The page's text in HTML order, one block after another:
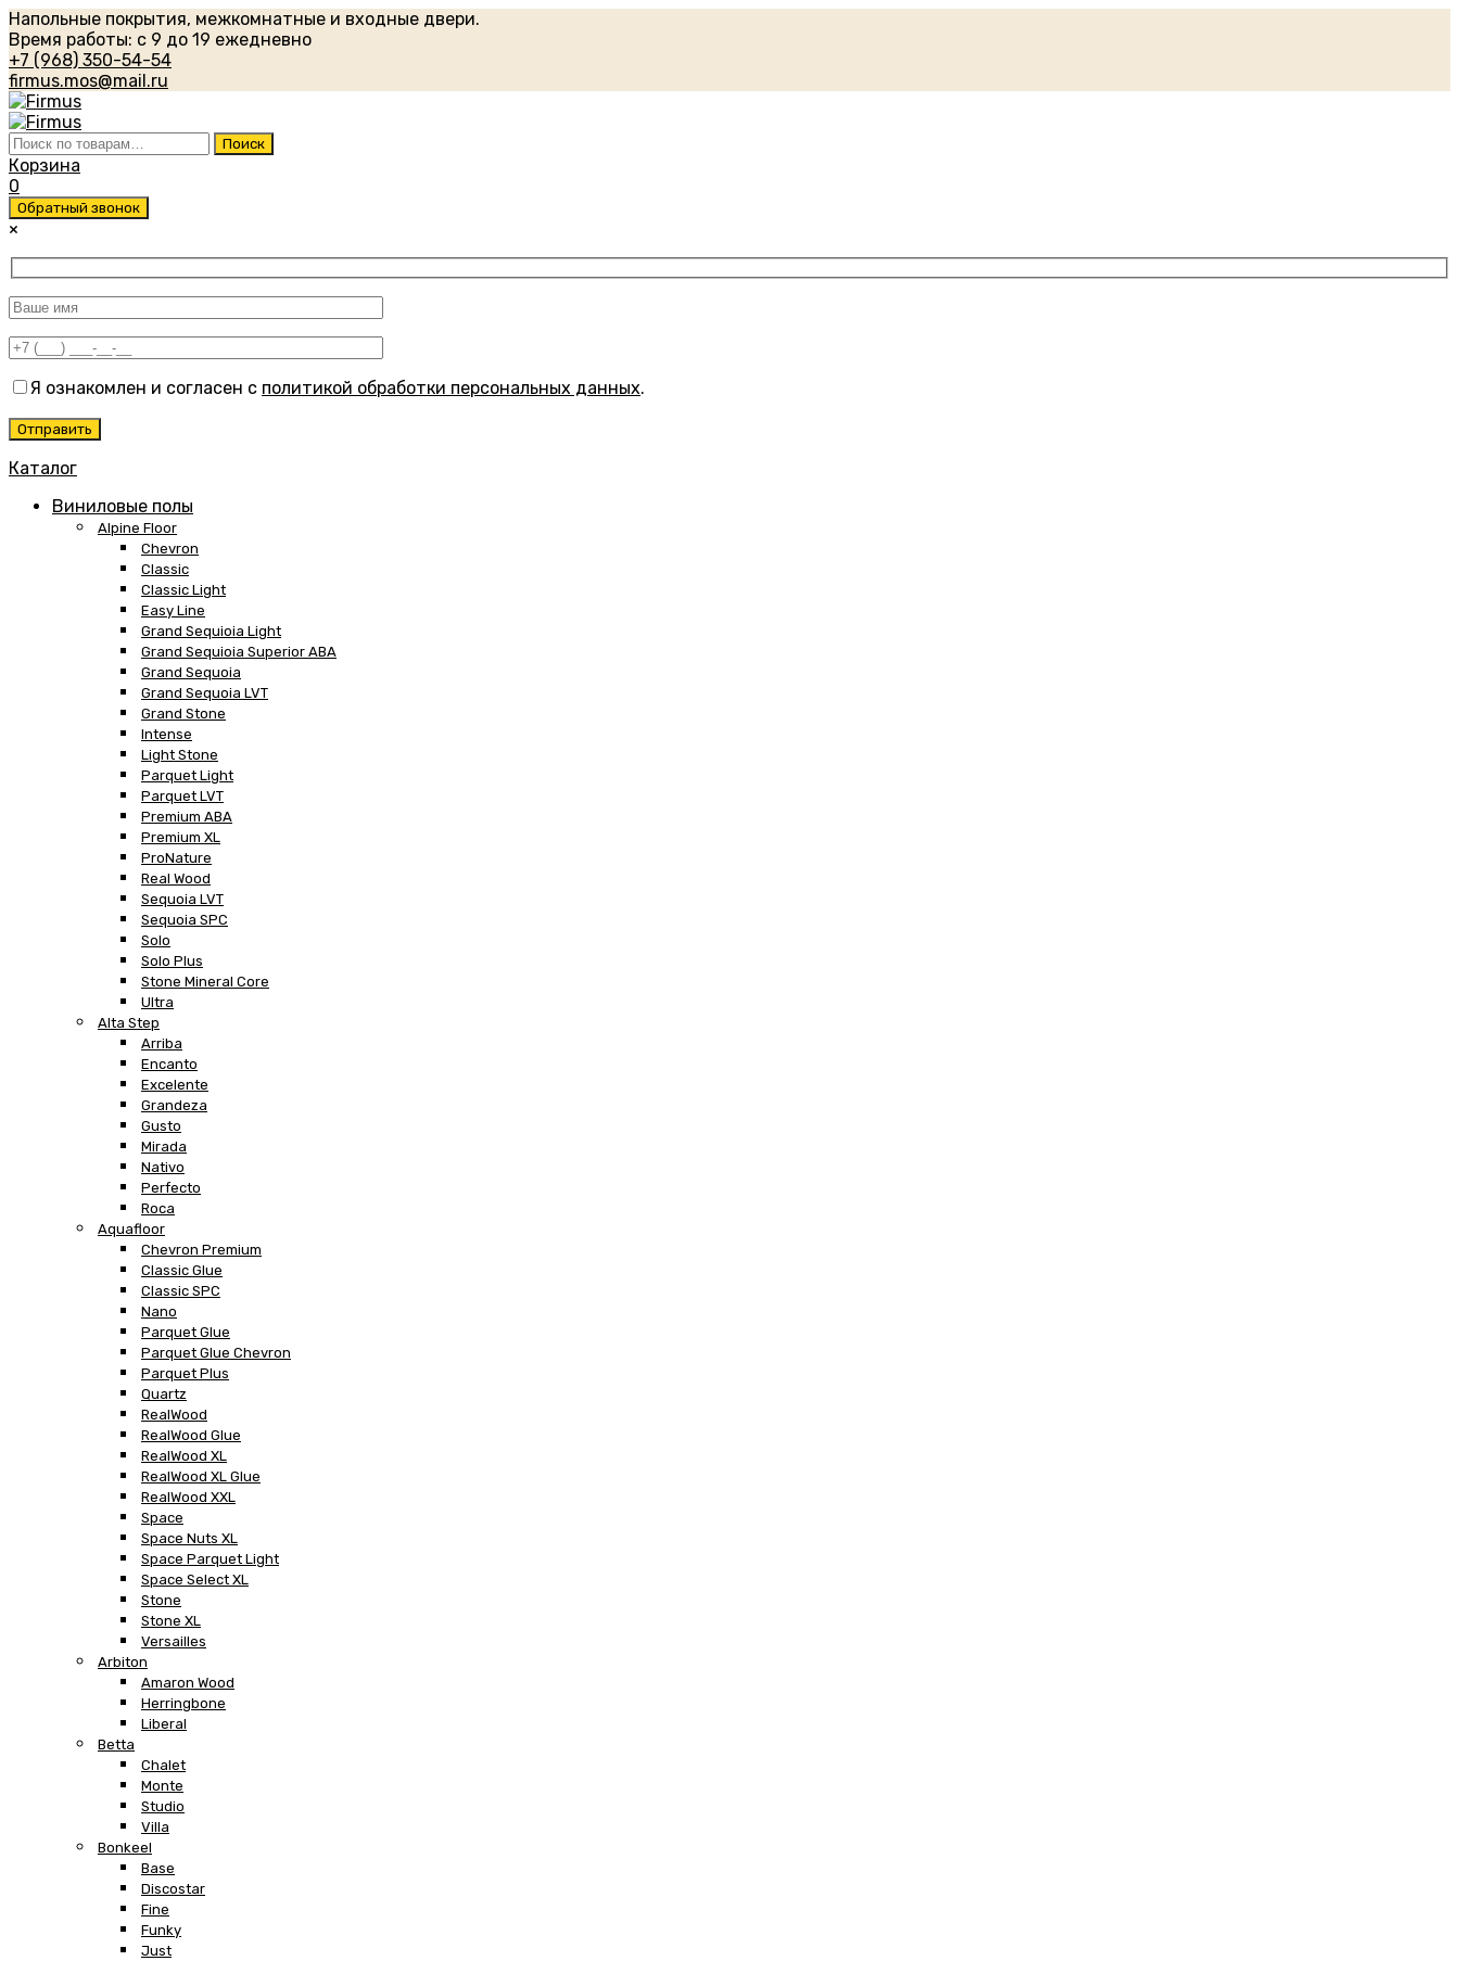
Напольные покрытия, межкомнатные и входные двери.
Время работы: с 9 до 19 ежедневно
+7 (968) 350-54-54
firmus.mos@mail.ru
Искать: Поиск
Корзина
0
Обратный звонок
×
Я ознакомлен и согласен с политикой обработки персональных данных.
Каталог
Виниловые полы
Alpine Floor
Chevron
Classic
Classic Light
Easy Line
Grand Sequioia Light
Grand Sequioia Superior ABA
Grand Sequoia
Grand Sequoia LVT
Grand Stone
Intense
Light Stone
Parquet Light
Parquet LVT
Premium ABA
Premium XL
ProNature
Real Wood
Sequoia LVT
Sequoia SPC
Solo
Solo Plus
Stone Mineral Core
Ultra
Alta Step
Arriba
Encanto
Excelente
Grandeza
Gusto
Mirada
Nativo
Perfecto
Roca
Aquafloor
Chevron Premium
Classic Glue
Classic SPC
Nano
Parquet Glue
Parquet Glue Chevron
Parquet Plus
Quartz
RealWood
RealWood Glue
RealWood XL
RealWood XL Glue
RealWood XXL
Space
Space Nuts XL
Space Parquet Light
Space Select XL
Stone
Stone XL
Versailles
Arbiton
Amaron Wood
Herringbone
Liberal
Betta
Chalet
Monte
Studio
Villa
Bonkeel
Base
Discostar
Fine
Funky
Just